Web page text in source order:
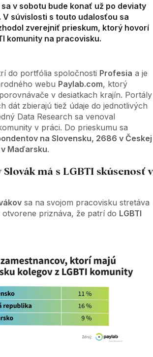
v sobotu bude konať už po deviaty
V súvislosti s touto udalosťou sa
zverejniť prieskum, ktorý hovorí
komunity na pracovisku.
do portfólia spoločnosti Profesia a je
webu Paylab.com, ktorý
v desiatkach krajín. Portály
dát zbierajú tiež údaje do jednotlivých
Data Research sa venoval
v práci. Do prieskumu sa
na Slovensku, 2686 v Českej
Maďarsku.
má s LGBTI skúsenosť v
sa na svojom pracovisku stretáva
priznáva, že patrí do LGBTI